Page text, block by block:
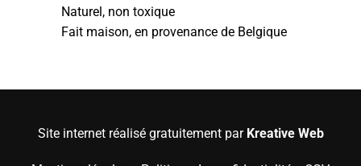
Naturel, non toxique
Fait maison, en provenance de Belgique
Site internet réalisé gratuitement par Kreative Web